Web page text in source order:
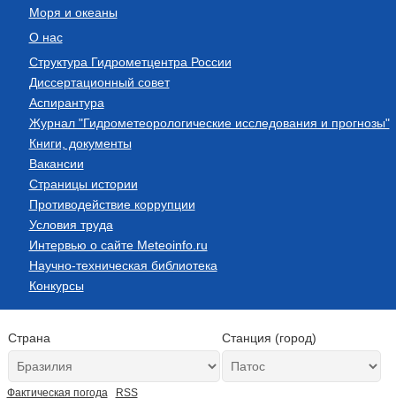
Моря и океаны
О нас
Структура Гидрометцентра России
Диссертационный совет
Аспирантура
Журнал "Гидрометеорологические исследования и прогнозы"
Книги, документы
Вакансии
Страницы истории
Противодействие коррупции
Условия труда
Интервью о сайте Meteoinfo.ru
Научно-техническая библиотека
Конкурсы
Страна Станция (город)
Фактическая погода RSS